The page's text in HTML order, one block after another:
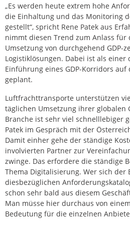
„Es werden heute extrem hohe
die Einhaltung und das Monitoring
gestellt“, spricht Rene Patek aus
nimmt diesen Trend zum Anlass für
Umsetzung von durchgehend GDP-
Logistiklösungen. Dabei ist als
Einführung eines GDP-Korridors auf
geplant.
Luftfrachttransporte unterstützen
täglichen Umsetzung ihrer globalen
Branche ist sehr viel schnelllebiger
Patek im Gespräch mit der
Damit einher gehe der ständige
involvierten Partner zur
zwinge. Das erfordere die ständige
Thema Digitalisierung. Wer sich der
diesbezüglichen
schon sehr bald aus diesem
Man müsse hier durchaus von
Bedeutung für die einzelnen